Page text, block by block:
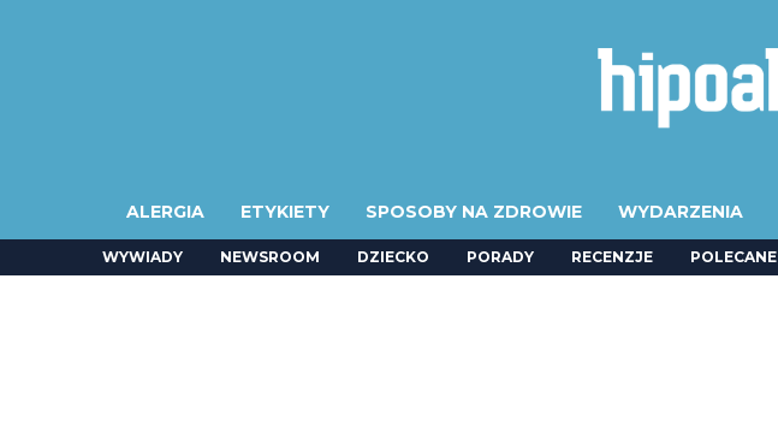
ALERGIA ETYKIETY SPOSOBY NA ZDROWIE WYDARZENIA
WYWIADY NEWSROOM DZIECKO PORADY RECENZJE POLECANE